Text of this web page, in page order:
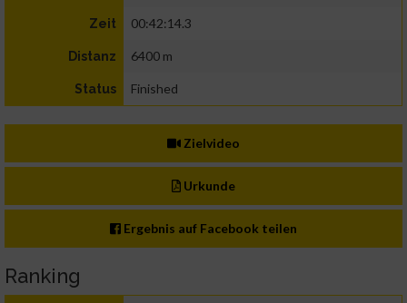
Zeit 00:42:14.3
Distanz 6400 m
Status Finished
Zielvideo
Urkunde
Ergebnis auf Facebook teilen
Ranking